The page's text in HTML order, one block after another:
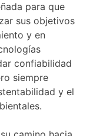
para que
sus objetivos
y en
confiabilidad
siempre
y el